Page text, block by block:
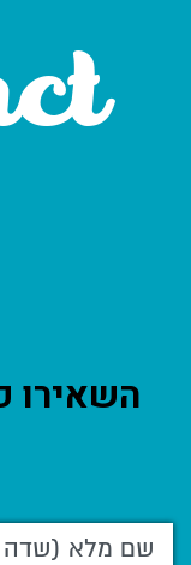
השאירו